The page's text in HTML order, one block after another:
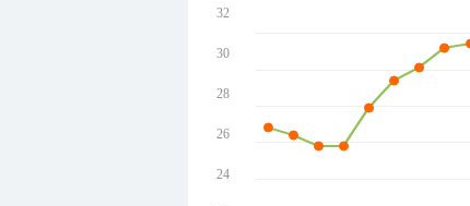
32
30
28
26
24